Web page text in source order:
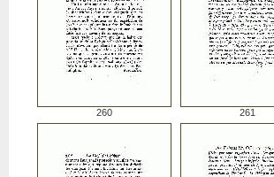
260 261